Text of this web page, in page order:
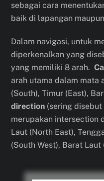
sebagai cara
baik di lapangan
Dalam navigasi, untuk
diperkenalkan yang
yang memiliki 8 arah.
arah utama dalam mata
(South), Timur (East),
direction (sering disebut
merupakan intersection
Laut (North East),
(South West), Barat Laut